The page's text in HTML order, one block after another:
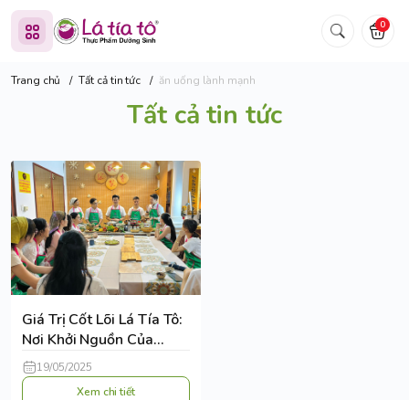
0
Trang chủ / Tất cả tin tức / ăn uống lành mạnh
Tất cả tin tức
Giá Trị Cốt Lõi Lá Tía Tô:
Nơi Khởi Nguồn Của
Thực Dưỡng Chữa Lành
19/05/2025
Xem chi tiết